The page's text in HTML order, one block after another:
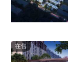
在售